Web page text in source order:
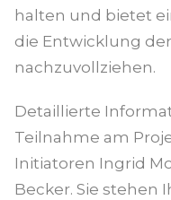
halten und bietet
die Entwicklung
nachzuvollziehen.
Detaillierte
Teilnahme am
Initiatoren Ingrid
Becker. Sie stehen